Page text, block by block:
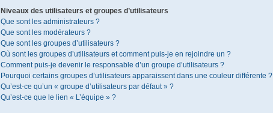
Niveaux des utilisateurs et groupes d’utilisateurs
Que sont les administrateurs ?
Que sont les modérateurs ?
Que sont les groupes d’utilisateurs ?
Où sont les groupes d’utilisateurs et comment puis-je en rejoindre un ?
Comment puis-je devenir le responsable d’un groupe d’utilisateurs ?
Pourquoi certains groupes d’utilisateurs apparaissent dans une couleur différente ?
Qu’est-ce qu’un « groupe d’utilisateurs par défaut » ?
Qu’est-ce que le lien « L’équipe » ?